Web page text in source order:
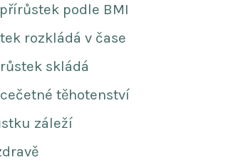
podle BMI
rozkládá v čase
skládá
těhotenství
záleží